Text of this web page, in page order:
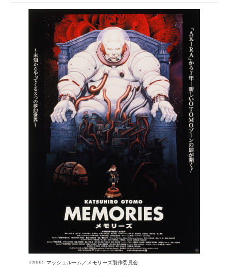
©1995 マッシュルーム／メモリーズ製作委員会